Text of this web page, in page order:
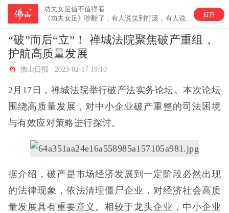
功夫女足值不值得看
《功夫女足》吵翻了，有人说笑到打滚，有人说烂片避雷，来佛山+友圈带话题 #功夫女足值不值得看# 分享你的真实观后感
“破”而后“立”！ 禅城法院聚焦破产重组，
护航高质量发展
佛山日报 2023-02-17 19:10
2月17日，禅城法院举行破产法实务论坛。本次论坛
围绕高质量发展，对中小企业破产重整的司法困境
与有效应对策略进行探讨。
据介绍，破产是市场经济发展到一定阶段必然出现
的法律现象，依法清理僵尸企业，对经济社会高质
量发展具有重要意义。相较于龙头企业，中小企业